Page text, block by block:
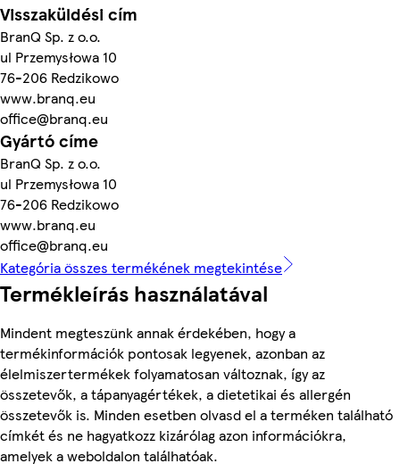
Visszaküldési cím
BranQ Sp. z o.o.
ul Przemysłowa 10
76-206 Redzikowo
www.branq.eu
office@branq.eu
Gyártó címe
BranQ Sp. z o.o.
ul Przemysłowa 10
76-206 Redzikowo
www.branq.eu
office@branq.eu
Kategória összes termékének megtekintése
Termékleírás használatával
Mindent megteszünk annak érdekében, hogy a
termékinformációk pontosak legyenek, azonban az
élelmiszertermékek folyamatosan változnak, így az
összetevők, a tápanyagértékek, a dietetikai és allergén
összetevők is. Minden esetben olvasd el a terméken található
címkét és ne hagyatkozz kizárólag azon információkra,
amelyek a weboldalon találhatóak.